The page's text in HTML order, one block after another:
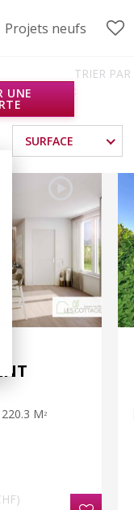
Projets neufs
UNE
TRIER PAR
:
SURFACE
220.3 M 2